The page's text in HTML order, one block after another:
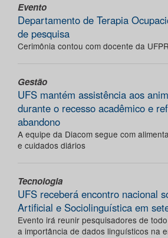
Evento
Departamento de Terapia
de pesquisa
Cerimônia contou com docente da UFPR
Gestão
UFS mantém assistência aos
durante o recesso acadêmico e
abandono
A equipe da Diacom segue com
e cuidados diários
Tecnologia
UFS receberá encontro nacional
Artificial e Sociolinguística em
Evento irá reunir pesquisadores de
a importância de dados linguísticos na